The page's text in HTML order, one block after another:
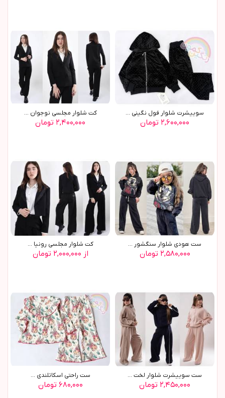
سوييشرت شلوار فول نگيني ...
۲,۶۰۰,۰۰۰ تومان
کت شلوار مجلسي نوجوان ...
۲,۴۰۰,۰۰۰ تومان
ست هودي شلوار سنگشور ...
۲,۵۸۰,۰۰۰ تومان
کت شلوار مجلسي رونيا ...
از ۲,۰۰۰,۰۰۰ تومان
ست سوييشرت شلوار لخت ...
۲,۴۵۰,۰۰۰ تومان
ست راحتي اسکاتلندي ...
۶۸۰,۰۰۰ تومان